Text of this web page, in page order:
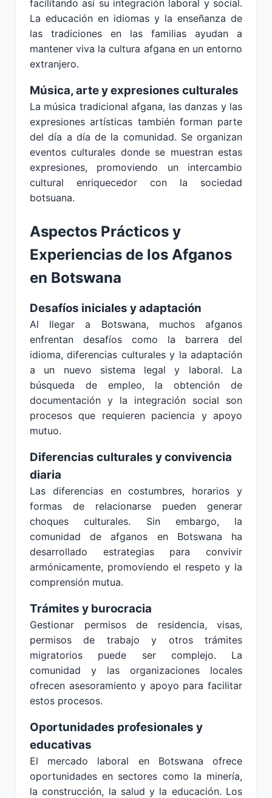
facilitando así su integración laboral y social.
La educación en idiomas y la enseñanza de
las tradiciones en las familias ayudan a
mantener viva la cultura afgana en un entorno
extranjero.
Música, arte y expresiones culturales
La música tradicional afgana, las danzas y las
expresiones artísticas también forman parte
del día a día de la comunidad. Se organizan
eventos culturales donde se muestran estas
expresiones, promoviendo un intercambio
cultural enriquecedor con la sociedad
botsuana.
Aspectos Prácticos y
Experiencias de los Afganos
en Botswana
Desafíos iniciales y adaptación
Al llegar a Botswana, muchos afganos
enfrentan desafíos como la barrera del
idioma, diferencias culturales y la adaptación
a un nuevo sistema legal y laboral. La
búsqueda de empleo, la obtención de
documentación y la integración social son
procesos que requieren paciencia y apoyo
mutuo.
Diferencias culturales y convivencia
diaria
Las diferencias en costumbres, horarios y
formas de relacionarse pueden generar
choques culturales. Sin embargo, la
comunidad de afganos en Botswana ha
desarrollado estrategias para convivir
armónicamente, promoviendo el respeto y la
comprensión mutua.
Trámites y burocracia
Gestionar permisos de residencia, visas,
permisos de trabajo y otros trámites
migratorios puede ser complejo. La
comunidad y las organizaciones locales
ofrecen asesoramiento y apoyo para facilitar
estos procesos.
Oportunidades profesionales y
educativas
El mercado laboral en Botswana ofrece
oportunidades en sectores como la minería,
la construcción, la salud y la educación. Los